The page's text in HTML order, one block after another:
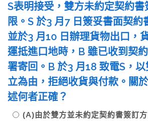
S表明接受，雙方未約定契約書
限。S 於3 月7 日簽妥書面契約
並於3 月10 日辦理貨物出口，
運抵進口地時，B 雖已收到契
署寄回。B 於3 月18 致電S，
立為由，拒絕收貨與付款。關
述何者正確？
(A)由於雙方並未約定契約書簽訂